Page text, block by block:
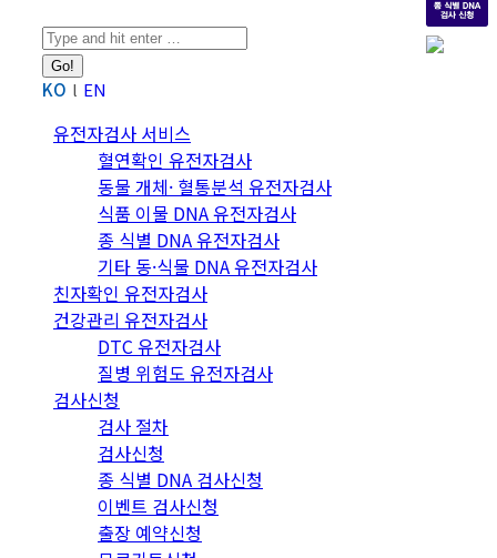
Search:
KO EN
유전자검사 서비스
혈연확인 유전자검사
동물 개체· 혈통분석 유전자검사
식품 이물 DNA 유전자검사
종 식별 DNA 유전자검사
기타 동·식물 DNA 유전자검사
친자확인 유전자검사
건강관리 유전자검사
DTC 유전자검사
질병 위험도 유전자검사
검사신청
검사 절차
검사신청
종 식별 DNA 검사신청
이벤트 검사신청
출장 예약신청